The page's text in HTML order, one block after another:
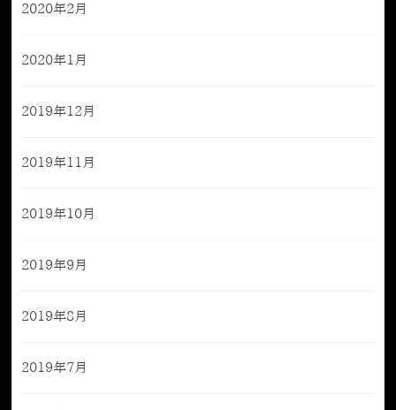
2020年2月
2020年1月
2019年12月
2019年11月
2019年10月
2019年9月
2019年8月
2019年7月